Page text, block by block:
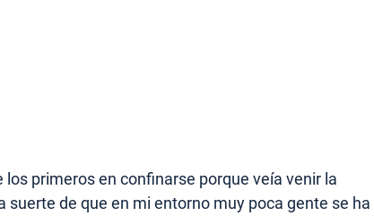
los primeros en confinarse porque veía venir la
suerte de que en mi entorno muy poca gente se ha